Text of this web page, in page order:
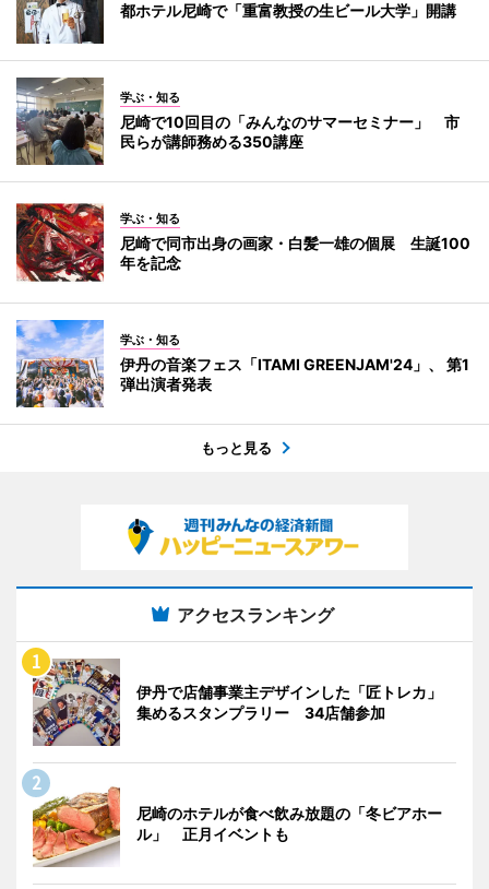
都ホテル尼崎で「重富教授の生ビール大学」開講
学ぶ・知る
尼崎で10回目の「みんなのサマーセミナー」 市
民らが講師務める350講座
学ぶ・知る
尼崎で同市出身の画家・白髪一雄の個展 生誕100
年を記念
学ぶ・知る
伊丹の音楽フェス「ITAMI GREENJAM'24」、 第1
弾出演者発表
もっと見る
アクセスランキング
伊丹で店舗事業主デザインした「匠トレカ」
集めるスタンプラリー 34店舗参加
尼崎のホテルが食べ飲み放題の「冬ビアホー
ル」 正月イベントも